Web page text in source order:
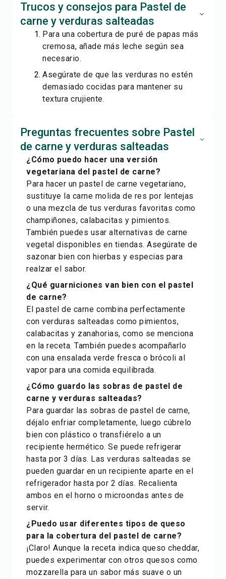
Trucos y consejos para Pastel de
carne y verduras salteadas
Para una cobertura de puré de papas más
cremosa, añade más leche según sea
necesario.
Asegúrate de que las verduras no estén
demasiado cocidas para mantener su
textura crujiente.
Preguntas frecuentes sobre Pastel
de carne y verduras salteadas
¿Cómo puedo hacer una versión
vegetariana del pastel de carne?
Para hacer un pastel de carne vegetariano,
sustituye la carne molida de res por lentejas
o una mezcla de tus verduras favoritas como
champiñones, calabacitas y pimientos.
También puedes usar alternativas de carne
vegetal disponibles en tiendas. Asegúrate de
sazonar bien con hierbas y especias para
realzar el sabor.
¿Qué guarniciones van bien con el pastel
de carne?
El pastel de carne combina perfectamente
con verduras salteadas como pimientos,
calabacitas y zanahorias, como se menciona
en la receta. También puedes acompañarlo
con una ensalada verde fresca o brócoli al
vapor para una comida equilibrada.
¿Cómo guardo las sobras de pastel de
carne y verduras salteadas?
Para guardar las sobras de pastel de carne,
déjalo enfriar completamente, luego cúbrelo
bien con plástico o transfiérelo a un
recipiente hermético. Se puede refrigerar
hasta por 3 días. Las verduras salteadas se
pueden guardar en un recipiente aparte en el
refrigerador hasta por 2 días. Recalienta
ambos en el horno o microondas antes de
servir.
¿Puedo usar diferentes tipos de queso
para la cobertura del pastel de carne?
¡Claro! Aunque la receta indica queso cheddar,
puedes experimentar con otros quesos como
mozzarella para un sabor más suave o un